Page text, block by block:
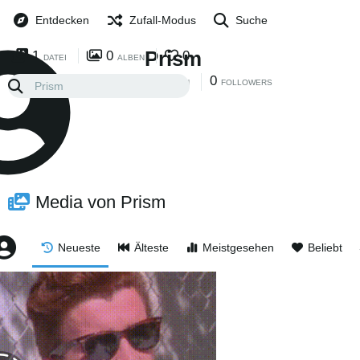
Entdecken Zufall-Modus Suche
Prism
FOLGEN 0 FOLLOWERS
1 DATEI 0 ALBEN 0
Media von Prism
Neueste Älteste Meistgesehen Beliebt